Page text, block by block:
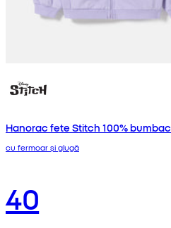
Hanorac fete Stitch 100% bumbac
cu fermoar și glugă
40